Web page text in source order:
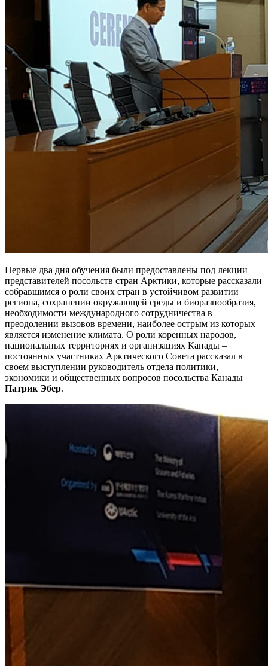
Первые два дня обучения были предоставлены под лекции
представителей посольств стран Арктики, которые рассказали
собравшимся о роли своих стран в устойчивом развитии
региона, сохранении окружающей среды и биоразнообразия,
необходимости международного сотрудничества в
преодолении вызовов времени, наиболее острым из которых
является изменение климата. О роли коренных народов,
национальных территориях и организациях Канады –
постоянных участниках Арктического Совета рассказал в
своем выступлении руководитель отдела политики,
экономики и общественных вопросов посольства Канады
Патрик Эбер.